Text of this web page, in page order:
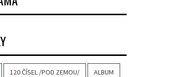
120 ČÍSEL /POD ZEMOU/ ALBUM